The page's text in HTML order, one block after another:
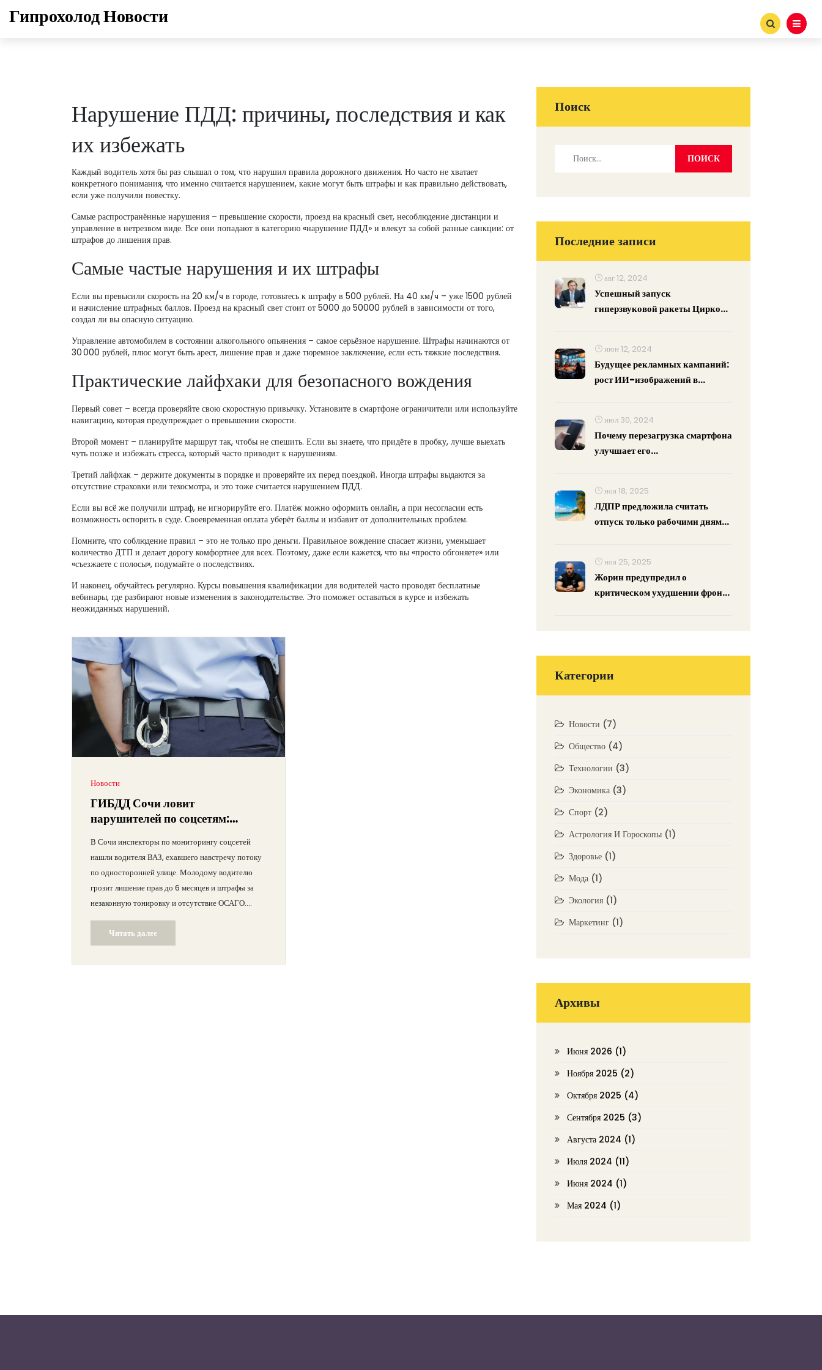
Гипрохолод Новости
Нарушение ПДД: причины, последствия и как
их избежать
Каждый водитель хотя бы раз слышал о том, что нарушил правила дорожного движения. Но часто не хватает
конкретного понимания, что именно считается нарушением, какие могут быть штрафы и как правильно действовать,
если уже получили повестку.
Самые распространённые нарушения – превышение скорости, проезд на красный свет, несоблюдение дистанции и
управление в нетрезвом виде. Все они попадают в категорию «нарушение ПДД» и влекут за собой разные санкции: от
штрафов до лишения прав.
Самые частые нарушения и их штрафы
Если вы превысили скорость на 20 км/ч в городе, готовьтесь к штрафу в 500 рублей. На 40 км/ч – уже 1500 рублей
и начисление штрафных баллов. Проезд на красный свет стоит от 5000 до 50000 рублей в зависимости от того,
создал ли вы опасную ситуацию.
Управление автомобилем в состоянии алкогольного опьянения – самое серьёзное нарушение. Штрафы начинаются от
30 000 рублей, плюс могут быть арест, лишение прав и даже тюремное заключение, если есть тяжкие последствия.
Практические лайфхаки для безопасного вождения
Первый совет – всегда проверяйте свою скоростную привычку. Установите в смартфоне ограничители или используйте
навигацию, которая предупреждает о превышении скорости.
Второй момент – планируйте маршрут так, чтобы не спешить. Если вы знаете, что придёте в пробку, лучше выехать
чуть позже и избежать стресса, который часто приводит к нарушениям.
Третий лайфхак – держите документы в порядке и проверяйте их перед поездкой. Иногда штрафы выдаются за
отсутствие страховки или техосмотра, и это тоже считается нарушением ПДД.
Если вы всё же получили штраф, не игнорируйте его. Платёж можно оформить онлайн, а при несогласии есть
возможность оспорить в суде. Своевременная оплата уберёт баллы и избавит от дополнительных проблем.
Помните, что соблюдение правил – это не только про деньги. Правильное вождение спасает жизни, уменьшает
количество ДТП и делает дорогу комфортнее для всех. Поэтому, даже если кажется, что вы «просто обгоняете» или
«съезжаете с полосы», подумайте о последствиях.
И наконец, обучайтесь регулярно. Курсы повышения квалификации для водителей часто проводят бесплатные
вебинары, где разбирают новые изменения в законодательстве. Это поможет оставаться в курсе и избежать
неожиданных нарушений.
Новости
ГИБДД Сочи ловит
нарушителей по соцсетям:
«против шерсти»
В Сочи инспекторы по мониторингу соцсетей
нашли водителя ВАЗ, ехавшего навстречу потоку
по односторонней улице. Молодому водителю
грозит лишение прав до 6 месяцев и штрафы за
незаконную тонировку и отсутствие ОСАГО.
История показывает, как публикации в соцсетях
становятся поводом для проверки и наказания
нарушителей.
Читать далее
Поиск
Последние записи
авг 12, 2024
Успешный запуск
гиперзвуковой ракеты Циркон:
июн 12, 2024
Будущее рекламных кампаний:
рост ИИ-изображений в
июл 30, 2024
Почему перезагрузка смартфона
улучшает его
память
ноя 18, 2025
ЛДПР предложила считать
отпуск только рабочими днями
ноя 25, 2025
Жорин предупредил о
критическом ухудшении фронта
Категории
Новости (7)
Общество (4)
Технологии (3)
Экономика (3)
Спорт (2)
Астрология И Гороскопы (1)
Здоровье (1)
Мода (1)
Экология (1)
Маркетинг (1)
Архивы
Июня 2026 (1)
Ноября 2025 (2)
Октября 2025 (4)
Сентября 2025 (3)
Августа 2024 (1)
Июля 2024 (11)
Июня 2024 (1)
Мая 2024 (1)